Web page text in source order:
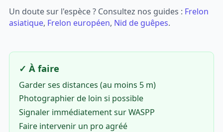
Un doute sur l'espèce ? Consultez nos guides : Frelon
asiatique, Frelon européen, Nid de guêpes.
✓ À faire
Garder ses distances (au moins 5 m)
Photographier de loin si possible
Signaler immédiatement sur WASPP
Faire intervenir un pro agréé